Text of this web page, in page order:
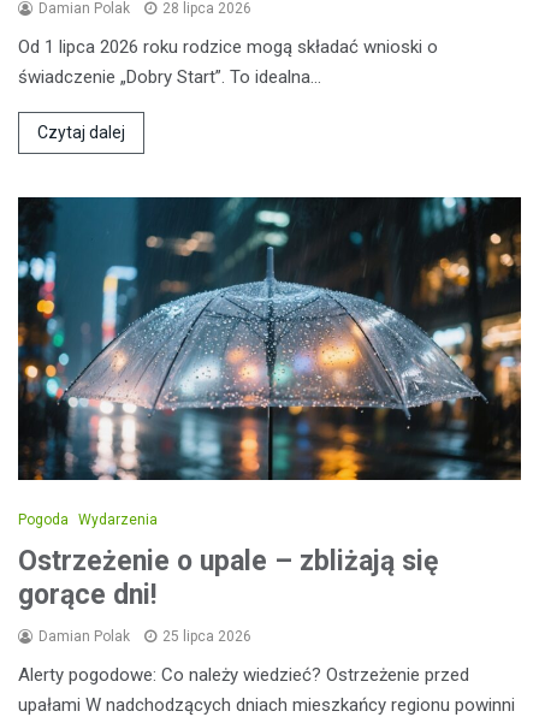
Damian Polak 28 lipca 2026
Od 1 lipca 2026 roku rodzice mogą składać wnioski o
świadczenie „Dobry Start”. To idealna…
Czytaj dalej
Pogoda Wydarzenia
Ostrzeżenie o upale – zbliżają się
gorące dni!
Damian Polak 25 lipca 2026
Alerty pogodowe: Co należy wiedzieć? Ostrzeżenie przed
upałami W nadchodzących dniach mieszkańcy regionu powinni